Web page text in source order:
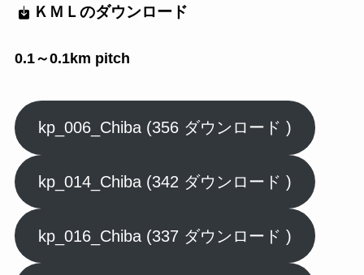
ＫＭＬのダウンロード
0.1～0.1km pitch
kp_006_Chiba (356 ダウンロード )
kp_014_Chiba (342 ダウンロード )
kp_016_Chiba (337 ダウンロード )